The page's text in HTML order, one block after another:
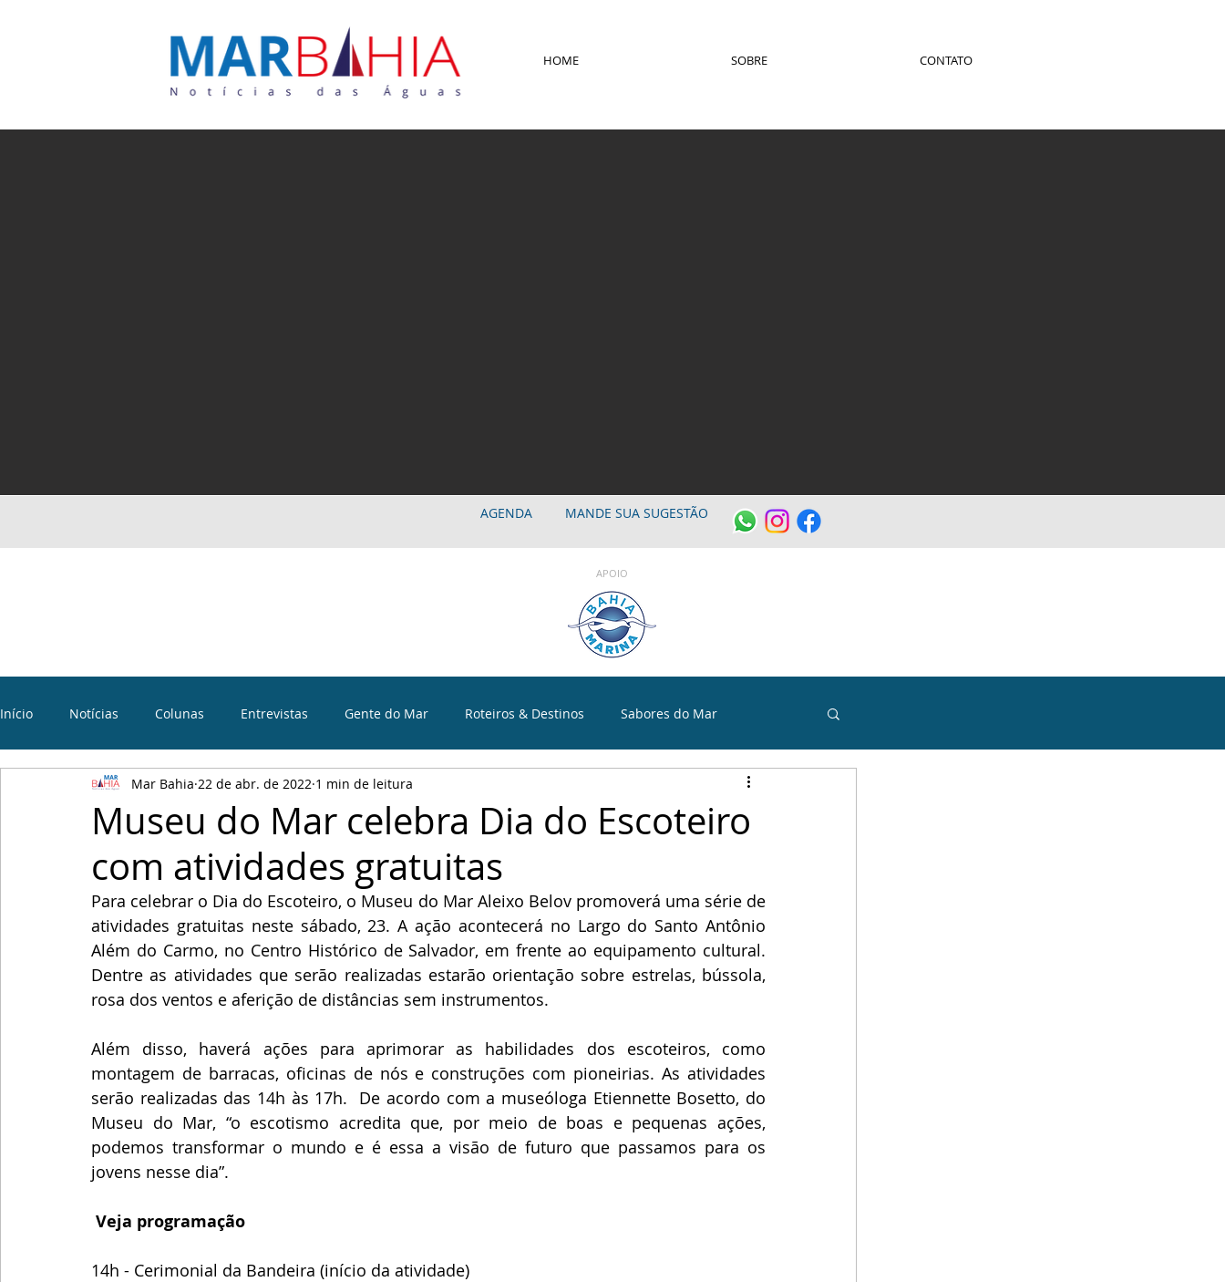
HOME SOBRE CONTATO
Início Notícias Colunas Entrevistas Gente do Mar Roteiros & Destinos Sabores do Mar
Curiosidades
Museu do Mar celebra Dia do Escoteiro
com atividades gratuitas
Mar Bahia 22 de abr. de 2022 1 min de leitura
Para celebrar o Dia do Escoteiro, o Museu do Mar Aleixo Belov promoverá uma série de
atividades gratuitas neste sábado, 23. A ação acontecerá no Largo do Santo Antônio
Além do Carmo, no Centro Histórico de Salvador, em frente ao equipamento cultural.
Dentre as atividades que serão realizadas estarão orientação sobre estrelas, bússola,
rosa dos ventos e aferição de distâncias sem instrumentos.
Além disso, haverá ações para aprimorar as habilidades dos escoteiros, como
montagem de barracas, oficinas de nós e construções com pioneirias. As atividades
serão realizadas das 14h às 17h.  De acordo com a museóloga Etiennette Bosetto, do
Museu do Mar, “o escotismo acredita que, por meio de boas e pequenas ações,
podemos transformar o mundo e é essa a visão de futuro que passamos para os
jovens nesse dia”.
Veja programação
14h - Cerimonial da Bandeira (início da atividade)
AGENDA MANDE SUA SUGESTÃO
APOIO